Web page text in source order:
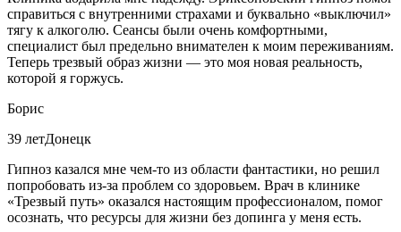
справиться с внутренними страхами и буквально «выключил»
тягу к алкоголю. Сеансы были очень комфортными,
специалист был предельно внимателен к моим переживаниям.
Теперь трезвый образ жизни — это моя новая реальность,
которой я горжусь.
Борис
39 летДонецк
Гипноз казался мне чем-то из области фантастики, но решил
попробовать из-за проблем со здоровьем. Врач в клинике
«Трезвый путь» оказался настоящим профессионалом, помог
осознать, что ресурсы для жизни без допинга у меня есть.